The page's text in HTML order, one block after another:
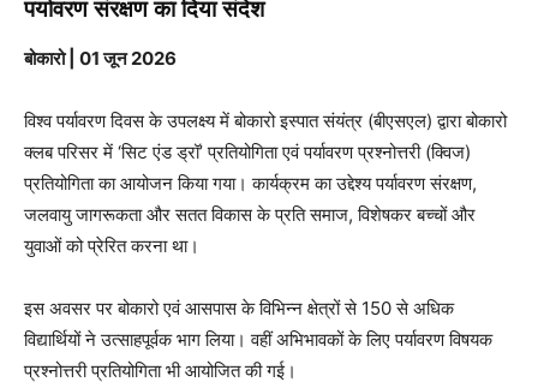
पर्यावरण संरक्षण का दिया संदेश
बोकारो | 01 जून 2026
विश्व पर्यावरण दिवस के उपलक्ष्य में बोकारो इस्पात संयंत्र (बीएसएल) द्वारा बोकारो
क्लब परिसर में ‘सिट एंड ड्रॉ’ प्रतियोगिता एवं पर्यावरण प्रश्नोत्तरी (क्विज)
प्रतियोगिता का आयोजन किया गया। कार्यक्रम का उद्देश्य पर्यावरण संरक्षण,
जलवायु जागरूकता और सतत विकास के प्रति समाज, विशेषकर बच्चों और
युवाओं को प्रेरित करना था।
इस अवसर पर बोकारो एवं आसपास के विभिन्न क्षेत्रों से 150 से अधिक
विद्यार्थियों ने उत्साहपूर्वक भाग लिया। वहीं अभिभावकों के लिए पर्यावरण विषयक
प्रश्नोत्तरी प्रतियोगिता भी आयोजित की गई।